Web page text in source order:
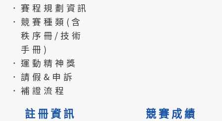
．賽程規劃資訊
．競賽種類(含
秩序冊/技術
手冊)
．運動精神獎
．請假&申訴
．補證流程
註冊資訊 競賽成績